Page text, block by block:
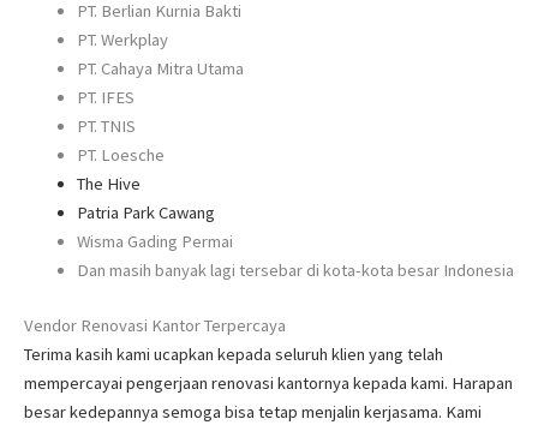
PT. Berlian Kurnia Bakti
PT. Werkplay
PT. Cahaya Mitra Utama
PT. IFES
PT. TNIS
PT. Loesche
The Hive
Patria Park Cawang
Wisma Gading Permai
Dan masih banyak lagi tersebar di kota-kota besar Indonesia
Vendor Renovasi Kantor Terpercaya
Terima kasih kami ucapkan kepada seluruh klien yang telah
mempercayai pengerjaan renovasi kantornya kepada kami. Harapan
besar kedepannya semoga bisa tetap menjalin kerjasama. Kami